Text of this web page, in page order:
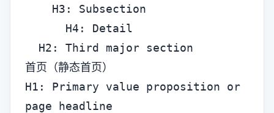
  H2: Third major section
首页（静态首页）
H1: Primary value proposition or
page headline